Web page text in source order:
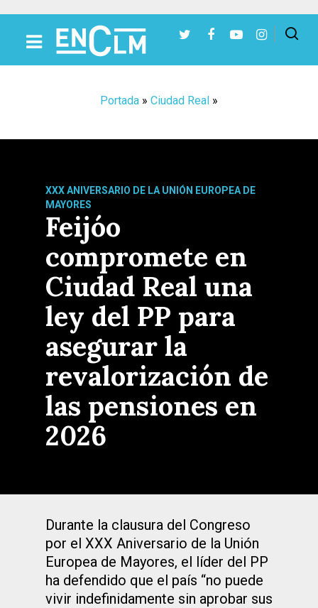
Portada » Ciudad Real »
XXX ANIVERSARIO DE LA UNIÓN EUROPEA DE
MAYORES
Feijóo
compromete en
Ciudad Real una
ley del PP para
asegurar la
revalorización de
las pensiones en
2026
Durante la clausura del Congreso
por el XXX Aniversario de la Unión
Europea de Mayores, el líder del PP
ha defendido que el país “no puede
vivir indefinidamente sin aprobar sus